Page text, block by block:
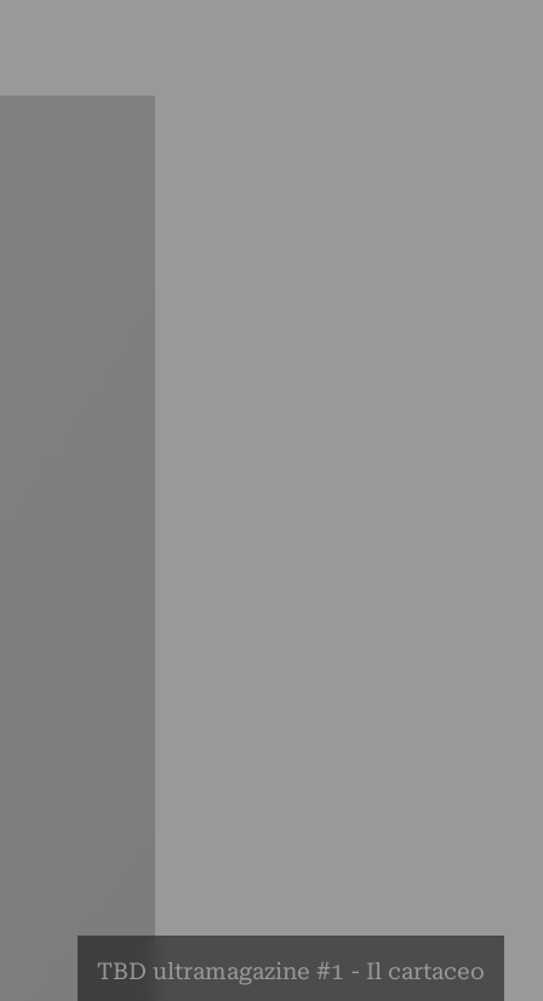
TBD ultramagazine #1 - Il cartaceo